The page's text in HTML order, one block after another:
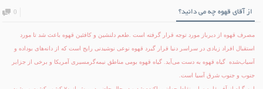
از آقای قهوه چه می دانید؟ 0
مصرف قهوه از دیرباز مورد توجه قرار گرفته است .طعم دلنشین و کافئین قهوه باعث شد تا مورد
استقبال افراد زیادی در سراسر دنیا قرار گیرد قهوه نوعی نوشیدنی رایج است که از دانه‌های بوداده و
آسیاب‌شده گیاه قهوه به دست می‌آید. گیاه قهوه بومی مناطق نیمه‌گرمسیری آمریکا و برخی از جزایر
جنوب و جنوب شرق آسیا است.